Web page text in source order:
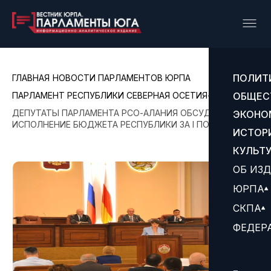
ОБ
ЮРПА
СКПА
ГЛАВНАЯ НОВОСТИ ПАРЛАМЕНТОВ ЮРПА
ПАРЛАМЕНТ РЕСПУБЛИКИ СЕВЕРНАЯ ОСЕТИЯ- АЛАНИЯ
ДЕПУТАТЫ ПАРЛАМЕНТА РСО-АЛАНИЯ ОБСУДИЛИ
ИСПОЛНЕНИЕ БЮДЖЕТА РЕСПУБЛИКИ ЗА I ПОЛУГОДИЕ